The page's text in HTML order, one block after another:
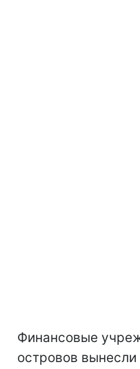
Финансовые
островов